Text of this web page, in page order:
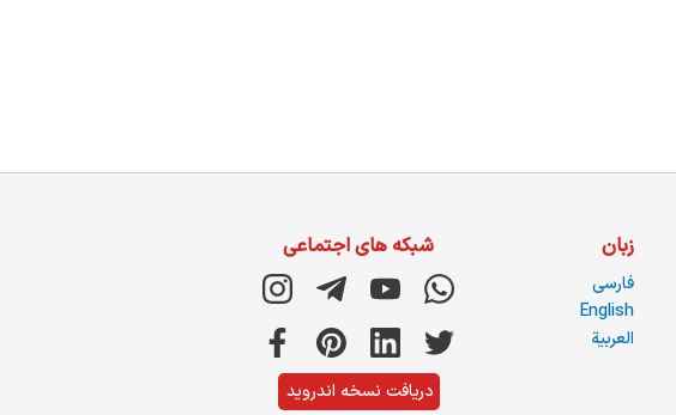
زبان
فارسی
English
العربية
شبکه های اجتماعی
دریافت نسخه اندروید